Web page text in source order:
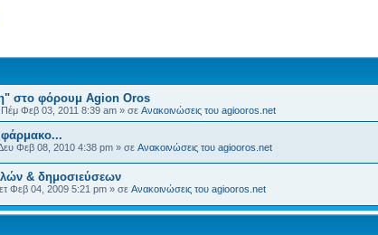
στο φόρουμ Agion Oros
Πέμ Φεβ 03, 2011 8:39 am » σε Ανακοινώσεις του agiooros.net
Φεβ 08, 2010 4:38 pm » σε Ανακοινώσεις του agiooros.net
& δημοσιεύσεων
Φεβ 04, 2009 5:21 pm » σε Ανακοινώσεις του agiooros.net